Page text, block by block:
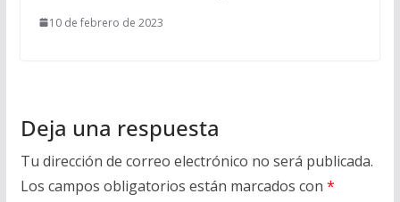
10 de febrero de 2023
Deja una respuesta
Tu dirección de correo electrónico no será publicada.
Los campos obligatorios están marcados con *